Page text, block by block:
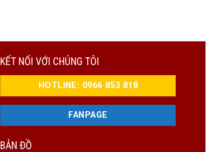
KẾT NỐI VỚI CHÚNG TÔI
HOTLINE: 0966 853 818
FANPAGE
BẢN ĐỒ